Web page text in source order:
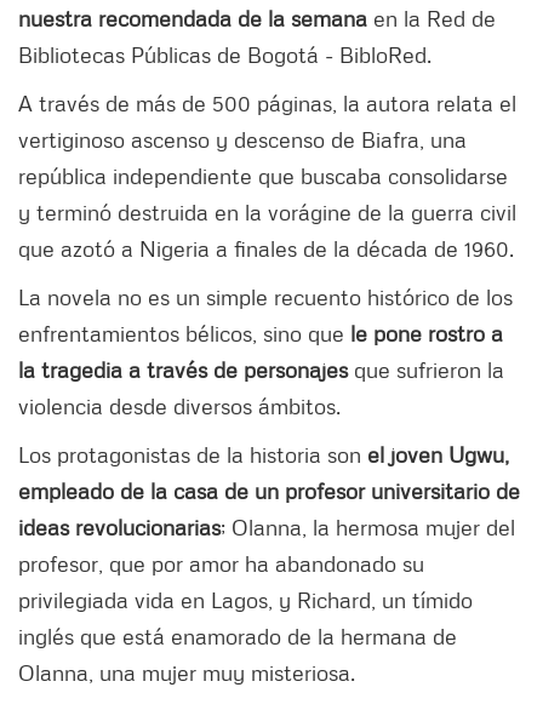
nuestra recomendada de la semana en la Red de
Bibliotecas Públicas de Bogotá - BibloRed.
A través de más de 500 páginas, la autora relata el
vertiginoso ascenso y descenso de Biafra, una
república independiente que buscaba consolidarse
y terminó destruida en la vorágine de la guerra civil
que azotó a Nigeria a finales de la década de 1960.
La novela no es un simple recuento histórico de los
enfrentamientos bélicos, sino que le pone rostro a
la tragedia a través de personajesque sufrieron la
violencia desde diversos ámbitos.
Los protagonistas de la historia son el joven Ugwu,
empleado de la casa de un profesor universitario de
ideas revolucionarias; Olanna, la hermosa mujer del
profesor, que por amor ha abandonado su
privilegiada vida en Lagos, y Richard, un tímido
inglés que está enamorado de la hermana de
Olanna, una mujer muy misteriosa.